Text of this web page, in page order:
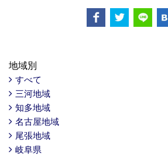
地域別
すべて
三河地域
知多地域
名古屋地域
尾張地域
岐阜県